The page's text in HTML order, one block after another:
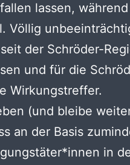
lassen,
Völlig
der Schröder-
und für die
Wirkungstreffer.
(und bleibe
an der Basis
in